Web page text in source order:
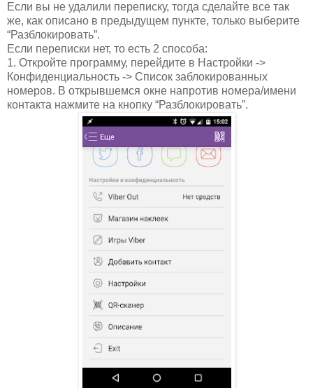
Если вы не удалили переписку, тогда сделайте все так
же, как описано в предыдущем пункте, только выберите
“Разблокировать”.
Если переписки нет, то есть 2 способа:
1. Откройте программу, перейдите в Настройки ->
Конфиденциальность -> Список заблокированных
номеров. В открывшемся окне напротив номера/имени
контакта нажмите на кнопку “Разблокировать”.